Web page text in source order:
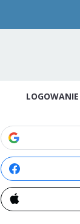
LOGOWANIE